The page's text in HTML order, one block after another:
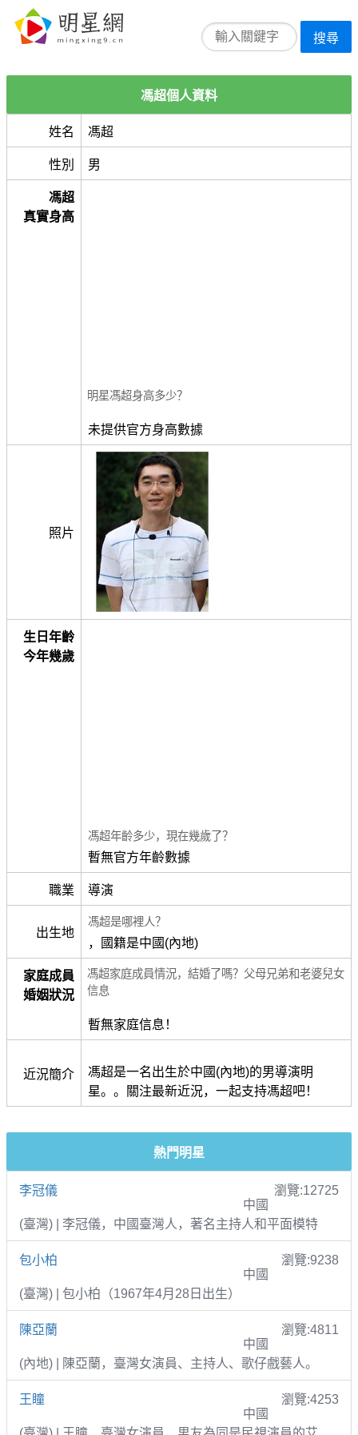
搜尋
馮超個人資料
姓名 馮超
性別 男
馮超
真實身高
明星馮超身高多少？
未提供官方身高數據
照片
生日年齡
今年幾歲
馮超年齡多少，現在幾歲了？
暫無官方年齡數據
職業 導演
出生地
馮超是哪裡人？
，國籍是中國(內地)
家庭成員
婚姻狀況
馮超家庭成員情況，結婚了嗎？父母兄弟和老婆兒女
信息
暫無家庭信息！
近況簡介
馮超是一名出生於中國(內地)的男導演明
星。。關注最新近況，一起支持馮超吧！
熱門明星
李冠儀
瀏覽:12725
中國
(臺灣) | 李冠儀，中國臺灣人，著名主持人和平面模特
包小柏
瀏覽:9238
中國
(臺灣) | 包小柏（1967年4月28日出生）
陳亞蘭
瀏覽:4811
中國
(內地) | 陳亞蘭，臺灣女演員、主持人、歌仔戲藝人。
王瞳
瀏覽:4253
中國